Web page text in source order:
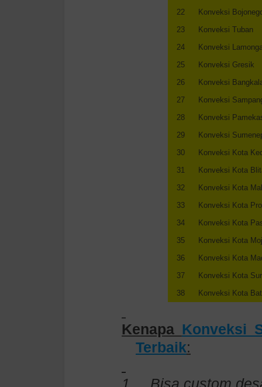
22
Konveksi
23
Konveksi Tuban
24
Konveksi
25
Konveksi Gresik
26
Konveksi
27
Konveksi
28
Konveksi
29
Konveksi
30
Konveksi Kota
31
Konveksi Kota
32
Konveksi Kota
33
Konveksi Kota
34
Konveksi Kota
35
Konveksi Kota
36
Konveksi Kota
37
Konveksi Kota
38
Konveksi Kota
Kenapa Konveksi
Terbaik: